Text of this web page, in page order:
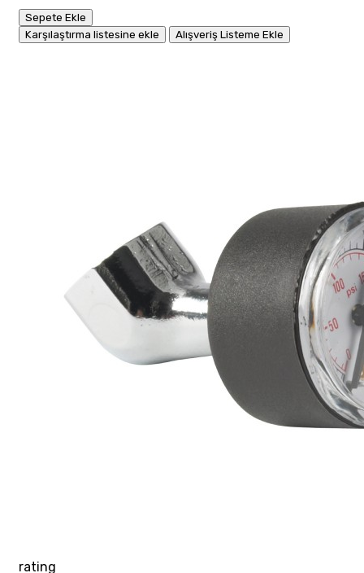
Sepete Ekle
Karşılaştırma listesine ekle
Alışveriş Listeme Ekle
rating